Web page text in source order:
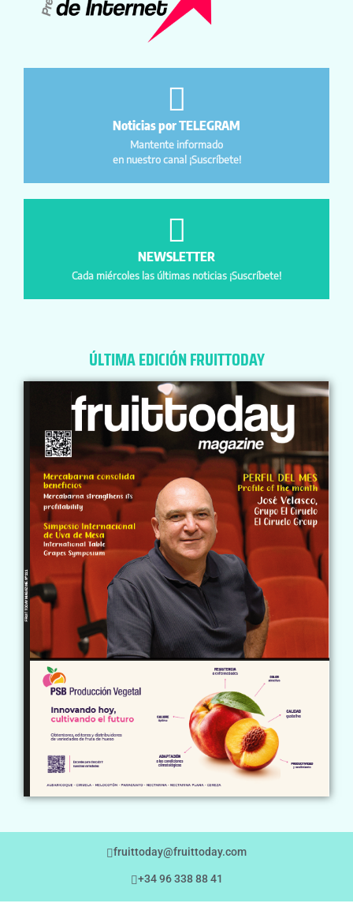
Noticias por TELEGRAM
Mantente informado
en nuestro canal ¡Suscríbete!
NEWSLETTER
Cada miércoles las últimas noticias ¡Suscríbete!
ÚLTIMA EDICIÓN FRUITTODAY
fruittoday@fruittoday.com
+34 96 338 88 41